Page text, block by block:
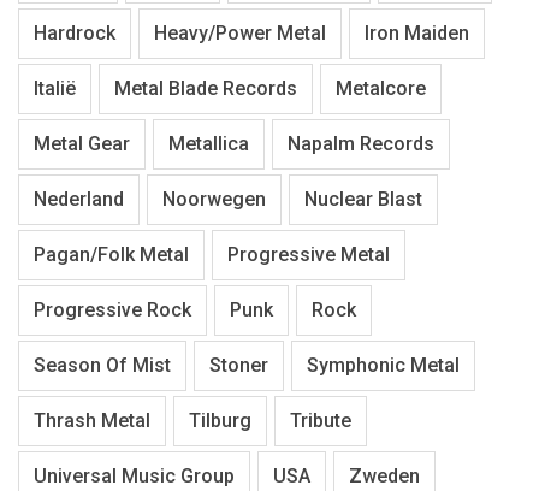
Hardrock Heavy/Power Metal Iron Maiden
Italië Metal Blade Records Metalcore
Metal Gear Metallica Napalm Records
Nederland Noorwegen Nuclear Blast
Pagan/Folk Metal Progressive Metal
Progressive Rock Punk Rock
Season Of Mist Stoner Symphonic Metal
Thrash Metal Tilburg Tribute
Universal Music Group USA Zweden